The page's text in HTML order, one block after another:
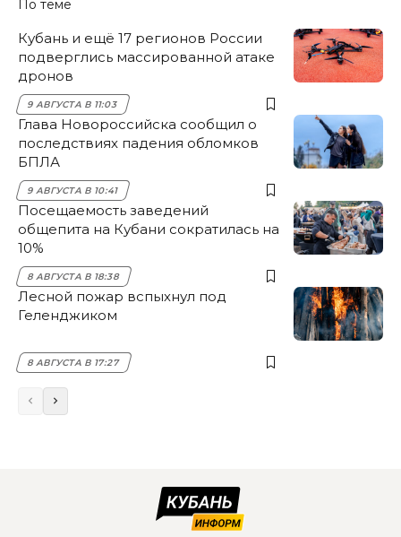
По теме
Кубань и ещё 17 регионов России
подверглись массированной атаке
дронов
9 АВГУСТА В 11:03
Глава Новороссийска сообщил о
последствиях падения обломков
БПЛА
9 АВГУСТА В 10:41
Посещаемость заведений
общепита на Кубани сократилась на
10%
8 АВГУСТА В 18:38
Лесной пожар вспыхнул под
Геленджиком
8 АВГУСТА В 17:27